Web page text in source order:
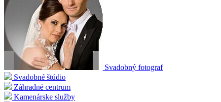
Svadobný fotograf
Svadobné štúdio
Záhradné centrum
Kamenárske služby